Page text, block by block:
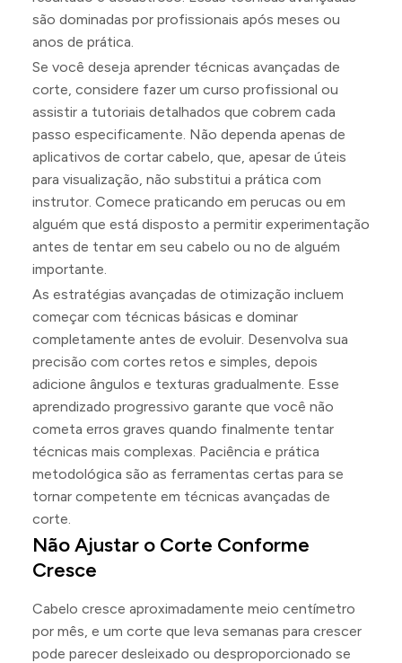
são dominadas por profissionais após meses ou
anos de prática.
Se você deseja aprender técnicas avançadas de
corte, considere fazer um curso profissional ou
assistir a tutoriais detalhados que cobrem cada
passo especificamente. Não dependa apenas de
aplicativos de cortar cabelo, que, apesar de úteis
para visualização, não substitui a prática com
instrutor. Comece praticando em perucas ou em
alguém que está disposto a permitir experimentação
antes de tentar em seu cabelo ou no de alguém
importante.
As estratégias avançadas de otimização incluem
começar com técnicas básicas e dominar
completamente antes de evoluir. Desenvolva sua
precisão com cortes retos e simples, depois
adicione ângulos e texturas gradualmente. Esse
aprendizado progressivo garante que você não
cometa erros graves quando finalmente tentar
técnicas mais complexas. Paciência e prática
metodológica são as ferramentas certas para se
tornar competente em técnicas avançadas de
corte.
Não Ajustar o Corte Conforme
Cresce
Cabelo cresce aproximadamente meio centímetro
por mês, e um corte que leva semanas para crescer
pode parecer desleixado ou desproporcionado se